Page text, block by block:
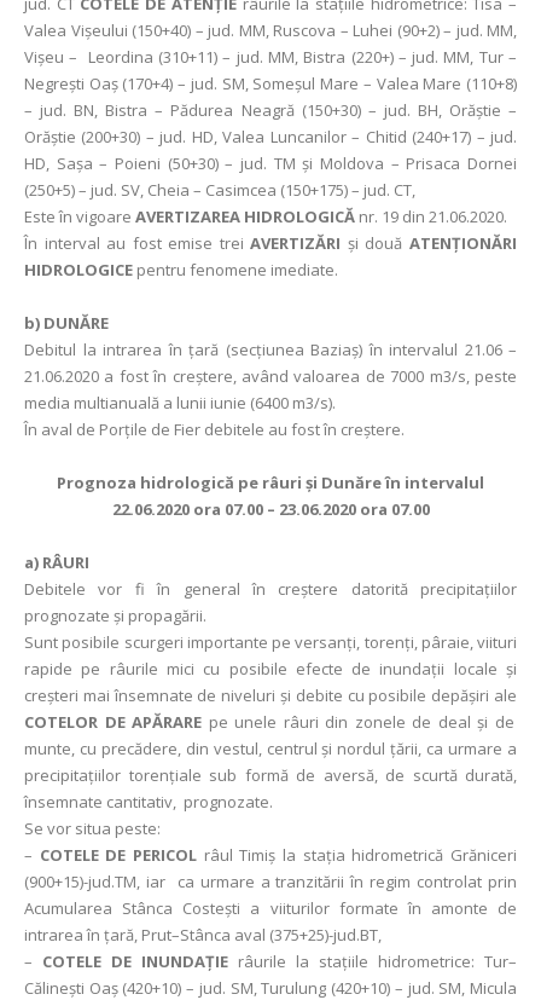
Valea Vișeului (150+40) – jud. MM, Ruscova – Luhei (90+2) – jud. MM,
Vișeu – Leordina (310+11) – jud. MM, Bistra (220+) – jud. MM, Tur –
Negrești Oaș (170+4) – jud. SM, Someșul Mare – Valea Mare (110+8)
– jud. BN, Bistra – Pădurea Neagră (150+30) – jud. BH, Orăștie –
Orăștie (200+30) – jud. HD, Valea Luncanilor – Chitid (240+17) – jud.
HD, Sașa – Poieni (50+30) – jud. TM și Moldova – Prisaca Dornei
(250+5) – jud. SV, Cheia – Casimcea (150+175) – jud. CT,
Este în vigoare AVERTIZAREA HIDROLOGICĂ nr. 19 din 21.06.2020.
În interval au fost emise trei AVERTIZĂRI și douăATENȚIONĂRI
HIDROLOGICE pentru fenomene imediate.
b) DUNĂRE
Debitul la intrarea în ţară (secţiunea Baziaş) în intervalul 21.06 –
21.06.2020 a fost în creștere, având valoarea de 7000 m3/s, peste
media multianuală a lunii iunie (6400 m3/s).
În aval de Porţile de Fier debitele au fost în creștere.
Prognoza hidrologică pe râuri şi Dunăre în intervalul
22.06.2020 ora 07.00 – 23.06.2020 ora 07.00
a) RÂURI
Debitele vor fi în general în creștere datorită precipitaţiilor
prognozate şi propagării.
Sunt posibile scurgeri importante pe versanți, torenți, pâraie, viituri
rapide pe râurile mici cu posibile efecte de inundaţii locale și
creșteri mai însemnate de niveluri și debite cu posibile depășiri ale
COTELOR DE APĂRARE pe unele râuri din zonele de deal și de
munte, cu precădere, din vestul, centrul și nordul țării, ca urmare a
precipitaţiilor torențiale sub formă de aversă, de scurtă durată,
însemnate cantitativ, prognozate.
Se vor situa peste:
– COTELE DE PERICOL râul Timiș la stația hidrometrică Grăniceri
(900+15)-jud.TM, iar ca urmare a tranzitării în regim controlat prin
Acumularea Stânca Costeşti a viiturilor formate în amonte de
intrarea în ţară, Prut–Stânca aval (375+25)-jud.BT,
– COTELE DE INUNDAȚIE râurile la stațiile hidrometrice: Tur–
Călinești Oaș (420+10) – jud. SM, Turulung (420+10) – jud. SM, Micula